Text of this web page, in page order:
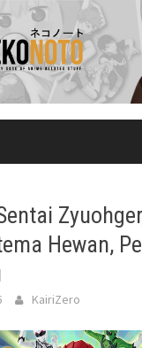
Hewan,
KairiZero